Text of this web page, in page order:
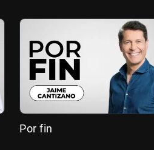
Por fin